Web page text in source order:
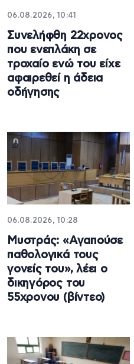
06.08.2026, 10:41
Συνελήφθη 22χρονος
που ενεπλάκη σε
τροχαίο ενώ του είχε
αφαιρεθεί η άδεια
οδήγησης
06.08.2026, 10:28
Μυστράς: «Αγαπούσε
παθολογικά τους
γονείς του», λέει ο
δικηγόρος του
55χρονου (βίντεο)